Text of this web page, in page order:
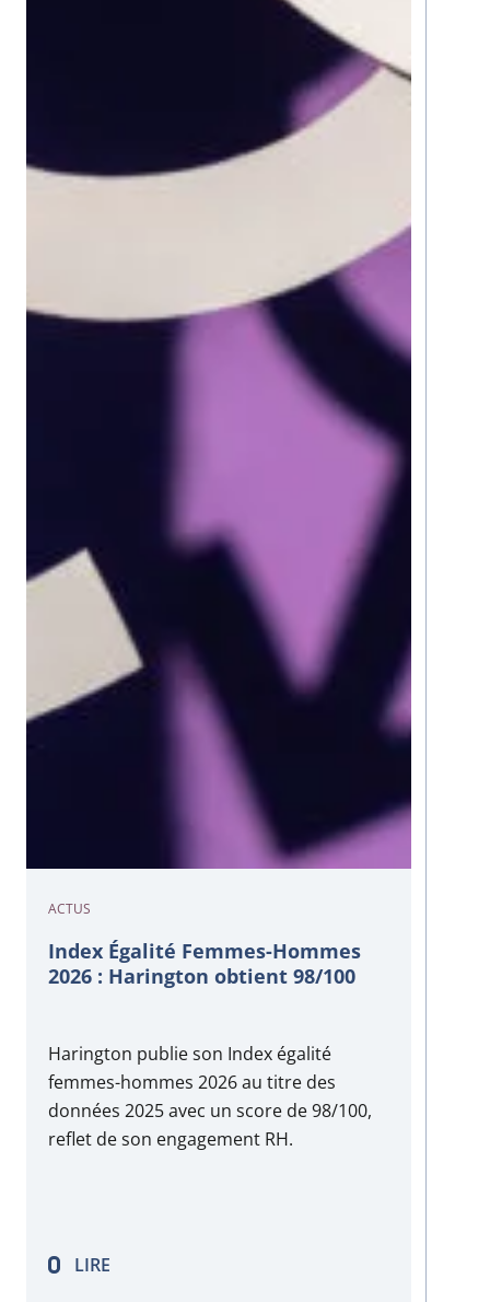
ACTUS
Index Égalité Femmes-Hommes
2026 : Harington obtient 98/100
Harington publie son Index égalité
femmes-hommes 2026 au titre des
données 2025 avec un score de 98/100,
reflet de son engagement RH.
LIRE